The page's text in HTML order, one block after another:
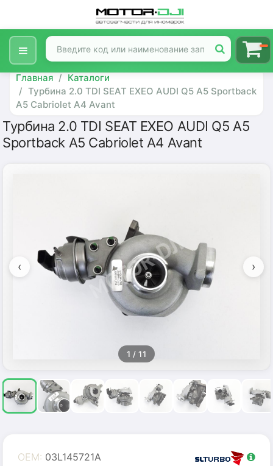
Главная
Каталоги
Турбина 2.0 TDI SEAT EXEO AUDI Q5 A5 Sportback
A5 Cabriolet A4 Avant
Турбина 2.0 TDI SEAT EXEO AUDI Q5 A5
Sportback A5 Cabriolet A4 Avant
1 / 11
‹ ›
OEM: 03L145721A